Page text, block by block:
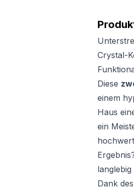
Crystal-
Diese
einem
Haus
ein
langlebig
Dank des